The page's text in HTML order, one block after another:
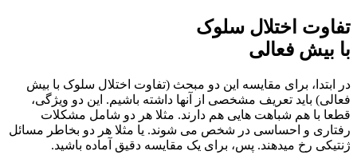
تفاوت اختلال سلوک
با بیش فعالی
در ابتدا، برای مقایسه این دو مبحث (تفاوت اختلال سلوک با بیش
فعالی) باید تعریف مشخصی از آنها داشته باشیم. این دو ویژگی،
قطعا با هم شباهت هایی هم دارند. مثلا هر دو شامل مشکلات
رفتاری و احساسی در شخص می شوند. یا مثلا هر دو بخاطر مسائل
ژنتیکی رخ میدهند. پس، برای یک مقایسه دقیق آماده باشید.